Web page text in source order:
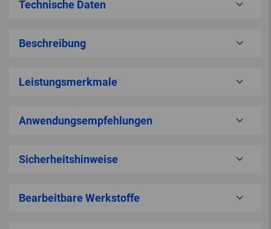
Technische Daten
Beschreibung
Leistungsmerkmale
Anwendungsempfehlungen
Sicherheitshinweise
Bearbeitbare Werkstoffe